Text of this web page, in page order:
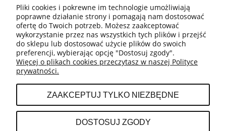
BESTSELLERY
MOJE KONTO
INFORMACJE
Pliki cookies i pokrewne im technologie umożliwiają
poprawne działanie strony i pomagają nam dostosować
ofertę do Twoich potrzeb. Możesz zaakceptować
wykorzystanie przez nas wszystkich tych plików i przejść
do sklepu lub dostosować użycie plików do swoich
preferencji, wybierając opcję "Dostosuj zgody".
Więcej o plikach cookies przeczytasz w naszej Polityce
prywatności.
ZAAKCEPTUJ TYLKO NIEZBĘDNE
DOSTOSUJ ZGODY